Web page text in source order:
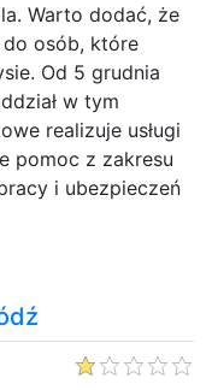
Warto dodać, że
osób, które
Od 5 grudnia
w tym
realizuje usługi
pomoc z zakresu
i ubezpieczeń